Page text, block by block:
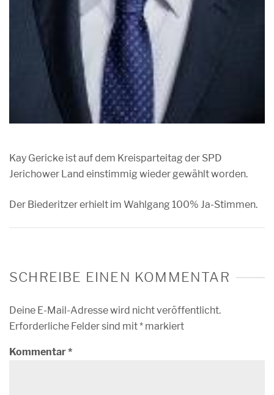
Kay Gericke ist auf dem Kreisparteitag der SPD
Jerichower Land einstimmig wieder gewählt worden.
Der Biederitzer erhielt im Wahlgang 100% Ja-Stimmen.
SCHREIBE EINEN KOMMENTAR
Deine E-Mail-Adresse wird nicht veröffentlicht.
Erforderliche Felder sind mit* markiert
Kommentar*